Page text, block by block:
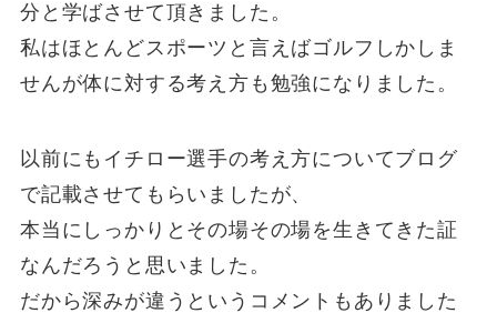
分と学ばさせて頂きました。
私はほとんどスポーツと言えばゴルフしかしま
せんが体に対する考え方も勉強になりました。
以前にもイチロー選手の考え方についてブログ
で記載させてもらいましたが、
本当にしっかりとその場その場を生きてきた証
なんだろうと思いました。
だから深みが違うというコメントもありました